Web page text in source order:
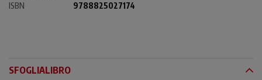
ISBN
9788825027174
SFOGLIALIBRO